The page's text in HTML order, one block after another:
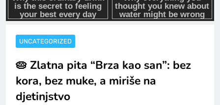
UNCATEGORIZED
🥧 Zlatna pita “Brza kao san”: bez
kora, bez muke, a miriše na
djetinjstvo